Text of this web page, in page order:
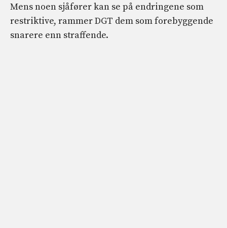
Mens noen sjåfører kan se på endringene som
restriktive, rammer DGT dem som forebyggende
snarere enn straffende.